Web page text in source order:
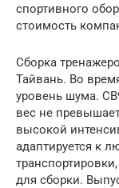
спортивного
стоимость
Сборка
Тайвань. Во
уровень шума.
вес не
высокой
адаптируется к
для сборки.